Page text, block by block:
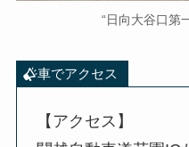
“日向大谷口第
車でアクセス
【アクセス】